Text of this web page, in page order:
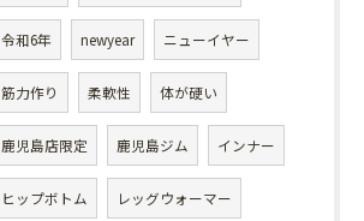
令和6年 newyear ニューイヤー
筋力作り 柔軟性 体が硬い
鹿児島店限定 鹿児島ジム インナー
ヒップボトム レッグウォーマー